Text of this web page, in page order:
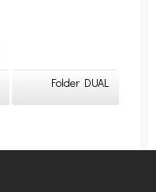
Folder DUAL